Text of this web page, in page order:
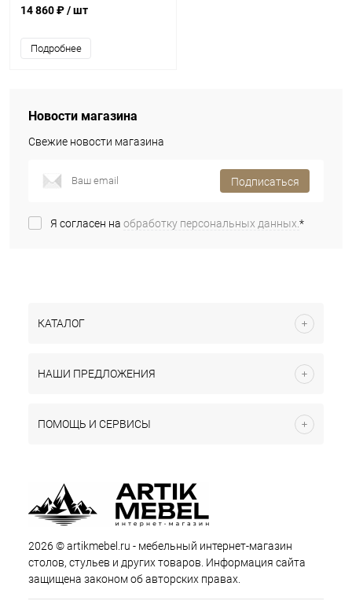
14 860 ₽/ шт
Подробнее
Новости магазина
Свежие новости магазина
Подписаться
Я согласен на обработку персональных данных.*
КАТАЛОГ
НАШИ ПРЕДЛОЖЕНИЯ
ПОМОЩЬ И СЕРВИСЫ
2026 © artikmebel.ru - мебельный интернет-магазин
столов, стульев и других товаров. Информация сайта
защищена законом об авторских правах.